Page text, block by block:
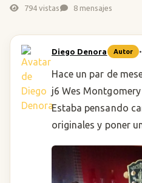
794 vistas 8 mensajes
Diego Denora Autor •
Hace un par de
j6 Wes
Estaba pensando
originales y poner